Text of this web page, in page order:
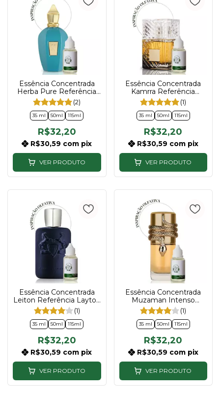
Essência Concentrada
Herba Pure Referência
Erba Pure Compartilhável
35ml | 50ml | 115ml
(2)
35 ml 50ml 115ml
R$32,20
R$30,59 com pix
VER PRODUTO
Essência Concentrada
Kamrra Referência
Khamrah Compartilhável
35ml | 50ml | 115ml
(1)
35 ml 50ml 115ml
R$32,20
R$30,59 com pix
VER PRODUTO
Essência Concentrada
Leiton Referência Layton
Compartilhável 35ml |
50ml | 115ml
(1)
35 ml 50ml 115ml
R$32,20
R$30,59 com pix
VER PRODUTO
Essência Concentrada
Muzaman Intenso
Referência Musamam
White Intense
Compartilhável 35ml |
50ml | 115ml
(1)
35 ml 50ml 115ml
R$32,20
R$30,59 com pix
VER PRODUTO